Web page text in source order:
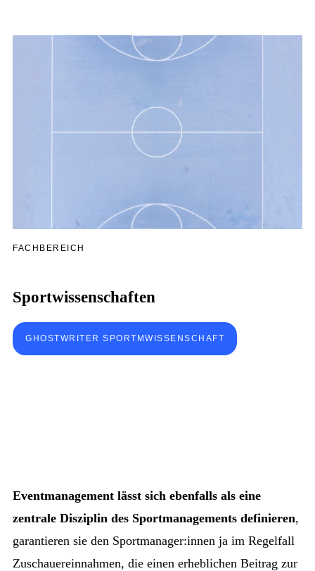
FACHBEREICH
Sportwissenschaften
GHOSTWRITER SPORTMWISSENSCHAFT
Eventmanagement lässt sich ebenfalls als eine
zentrale Disziplin des Sportmanagements definieren,
garantieren sie den Sportmanager:innen ja im Regelfall
Zuschauereinnahmen, die einen erheblichen Beitrag zur